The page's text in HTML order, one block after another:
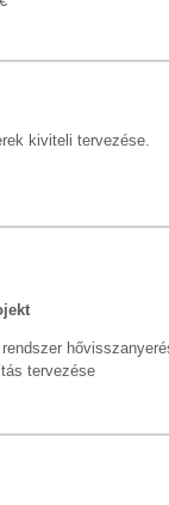
kiviteli tervezése.
tervezése